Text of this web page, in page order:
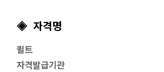
◈ 자격명
퀼트
자격발급기관